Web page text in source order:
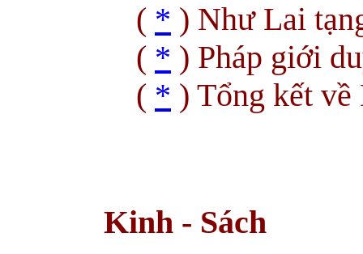
( * ) Như Lai
( * ) Pháp giới
( * ) Tổng kết
Kinh - Sách